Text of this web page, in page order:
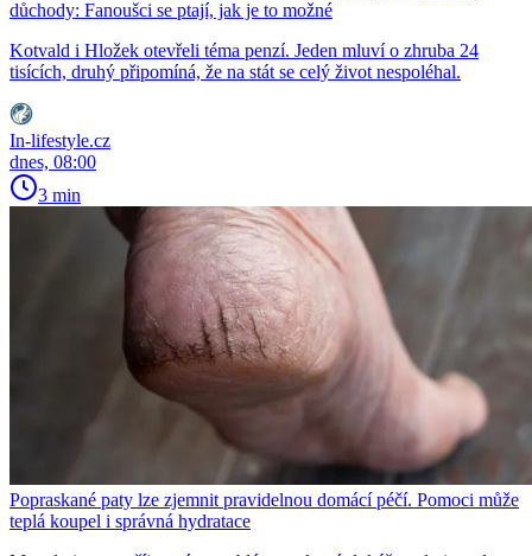
důchody: Fanoušci se ptají, jak je to možné
Kotvald i Hložek otevřeli téma penzí. Jeden mluví o zhruba 24
tisících, druhý připomíná, že na stát se celý život nespoléhal.
In-lifestyle.cz
dnes, 08:00
3 min
Popraskané paty lze zjemnit pravidelnou domácí péčí. Pomoci může
teplá koupel i správná hydratace